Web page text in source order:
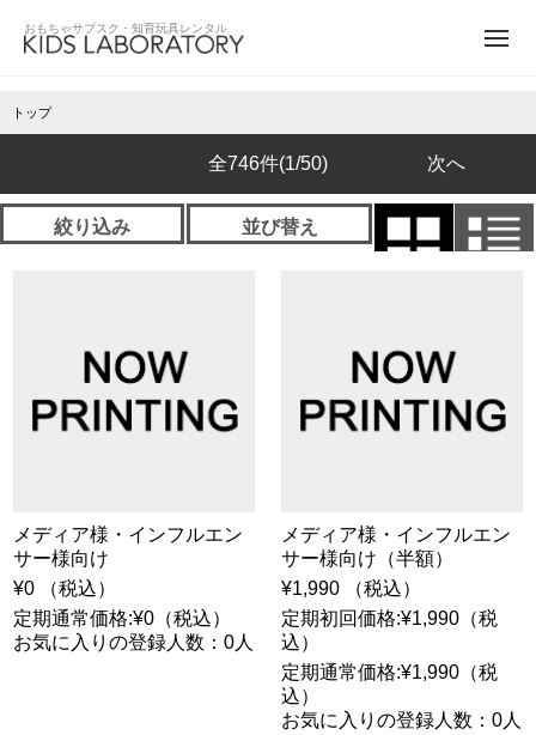
トップ
全746件(1/50) 次へ
絞り込み 並び替え
メディア様・インフルエン
サー様向け
¥0 （税込）
定期通常価格:¥0（税込）
お気に入りの登録人数：0人
メディア様・インフルエン
サー様向け（半額）
¥1,990 （税込）
定期初回価格:¥1,990（税
込）
定期通常価格:¥1,990（税
込）
お気に入りの登録人数：0人